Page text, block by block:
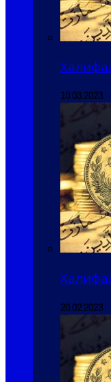
10.03.2023
20.02.2023